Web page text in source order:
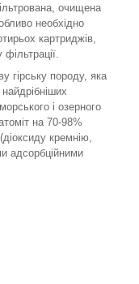
очищена
необхідно
картриджів,
гірську породу, яка
і озерного
на 70-98%
кремнію,
адсорбційними